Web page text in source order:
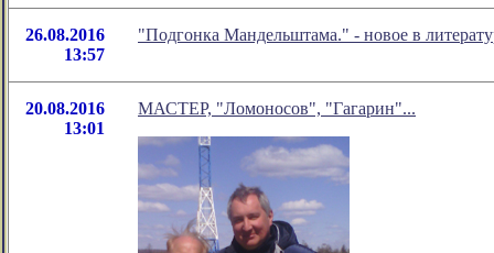
26.08.2016
13:57
"Подгонка Мандельштама." - новое в
20.08.2016
13:01
МАСТЕР, "Ломоносов", "Гагарин"...